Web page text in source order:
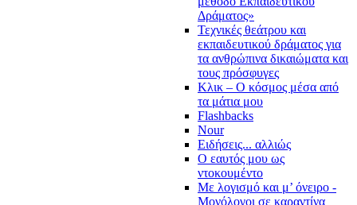
Δράματος»
Τεχνικές θεάτρου και
εκπαιδευτικού δράματος για
τα ανθρώπινα δικαιώματα και
τους πρόσφυγες
Κλικ – Ο κόσμος μέσα από
τα μάτια μου
Flashbacks
Nour
Ειδήσεις... αλλιώς
Ο εαυτός μου ως
ντοκουμέντο
Με λογισμό και μ’ όνειρο -
Μονόλογοι σε καραντίνα